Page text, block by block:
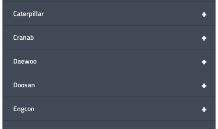
+
Caterpillar
+
Cranab
+
Daewoo
+
Doosan
+
Engcon